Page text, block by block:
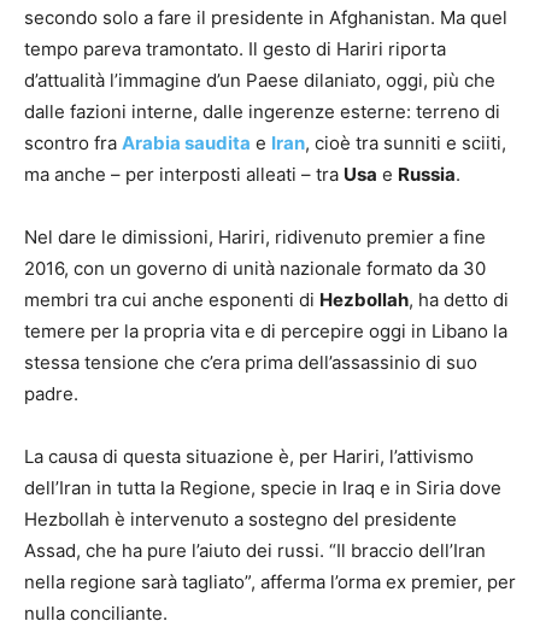
secondo solo a fare il presidente in Afghanistan. Ma quel
tempo pareva tramontato. Il gesto di Hariri riporta
d’attualità l’immagine d’un Paese dilaniato, oggi, più che
dalle fazioni interne, dalle ingerenze esterne: terreno di
scontro fra Arabia saudita e Iran, cioè tra sunniti e sciiti,
ma anche – per interposti alleati – tra Usa e Russia.
Nel dare le dimissioni, Hariri, ridivenuto premier a fine
2016, con un governo di unità nazionale formato da 30
membri tra cui anche esponenti di Hezbollah, ha detto di
temere per la propria vita e di percepire oggi in Libano la
stessa tensione che c’era prima dell’assassinio di suo
padre.
La causa di questa situazione è, per Hariri, l’attivismo
dell’Iran in tutta la Regione, specie in Iraq e in Siria dove
Hezbollah è intervenuto a sostegno del presidente
Assad, che ha pure l’aiuto dei russi. “Il braccio dell’Iran
nella regione sarà tagliato”, afferma l’orma ex premier, per
nulla conciliante.